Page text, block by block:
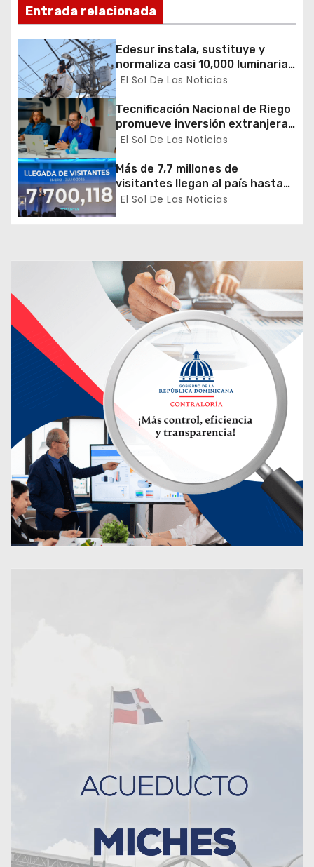
r
a
d
a
s
Entrada relacionada
Edesur instala, sustituye y
normaliza casi 10,000 luminarias
en 12 demarcaciones
El Sol De Las Noticias
Tecnificación Nacional de Riego
promueve inversión extranjera
en agricultura y riego
El Sol De Las Noticias
Más de 7,7 millones de
visitantes llegan al país hasta
julio
El Sol De Las Noticias